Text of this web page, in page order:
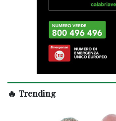
🔥 Trending